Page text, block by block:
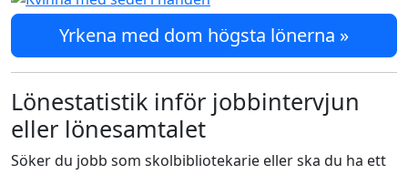
Yrkena med dom högsta lönerna »
Lönestatistik inför jobbintervjun
eller lönesamtalet
Söker du jobb som skolbibliotekarie eller ska du ha ett